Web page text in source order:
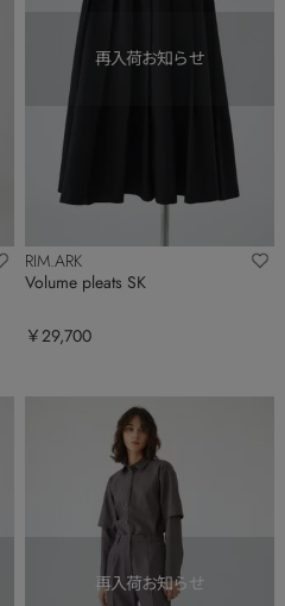
RIM.ARK
Volume pleats SK
￥29,700